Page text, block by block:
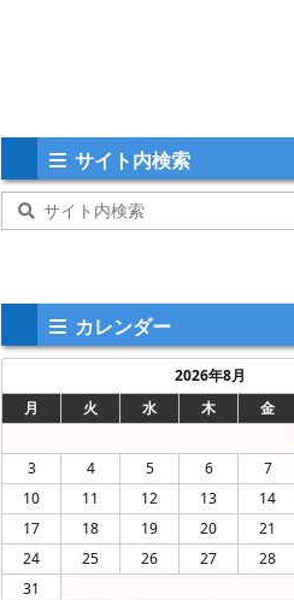
サイト内検索
カレンダー
2026年8月
月
火 水 木 金
3
4 5 6 7
10
11 12 13 14
17
18 19 20 21
24
25 26 27 28
31